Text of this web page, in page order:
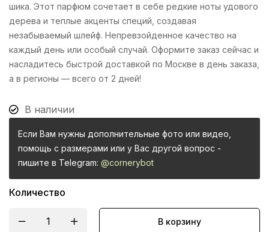
шика. Этот парфюм сочетает в себе редкие ноты удового
дерева и теплые акценты специй, создавая
незабываемый шлейф. Непревзойденное качество на
каждый день или особый случай. Оформите заказ сейчас и
насладитесь быстрой доставкой по Москве в день заказа,
а в регионы — всего от 2 дней!
В наличии
Если Вам нужны дополнительные фото или видео,
помощь с размерами или у Вас другой вопрос -
пишите в Telegram: @cornerybot
Количество
В корзину